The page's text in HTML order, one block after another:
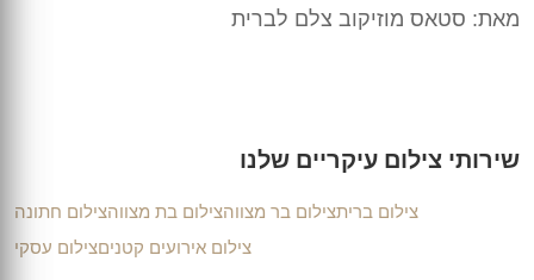
מאת: סטאס מוזיקוב צלם לברית
שירותי צילום עיקריים שלנו
צילום בריתצילום בר מצווהצילום בת מצווהצילום חתונה
צילום אירועים קטניםצילום עסקי